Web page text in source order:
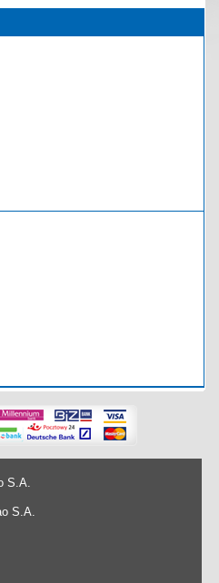
S.A.
S.A.